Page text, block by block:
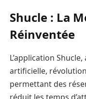
Shucle : La
Réinventée
L’application
artificielle,
permettant des